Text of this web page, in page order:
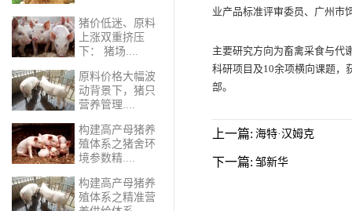
猪价低迷、原料
上涨双重挤压
下： 猪场....
原料价格大幅波
动背景下，猪只
营养管理....
构建高产母猪养
殖体系之猪舍环
境参数精....
构建高产母猪养
殖体系之精准营
业产品标准评审委员、广州市
主要研究方向为畜禽采食与代
科研项目及10余项横向课题，
部。
上一篇: 海特·汉姆克
下一篇: 邹新华